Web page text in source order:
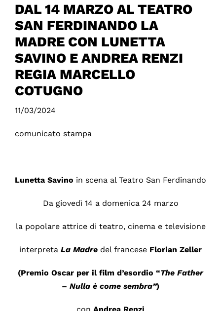
DAL 14 MARZO AL TEATRO
SAN FERDINANDO LA
MADRE CON LUNETTA
SAVINO E ANDREA RENZI
REGIA MARCELLO
COTUGNO
11/03/2024
comunicato stampa
Lunetta Savino in scena al Teatro San Ferdinando
Da giovedì 14 a domenica 24 marzo
la popolare attrice di teatro, cinema e televisione
interpreta La Madre del francese Florian Zeller
(Premio Oscar per il film d’esordio “The Father
– Nulla è come sembra”)